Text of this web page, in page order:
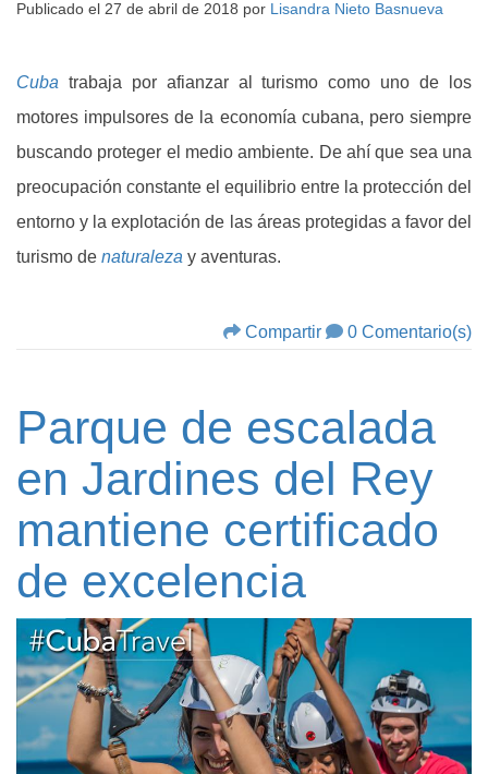
Publicado el 27 de abril de 2018 por Lisandra Nieto Basnueva
Cuba trabaja por afianzar al turismo como uno de los
motores impulsores de la economía cubana, pero siempre
buscando proteger el medio ambiente. De ahí que sea una
preocupación constante el equilibrio entre la protección del
entorno y la explotación de las áreas protegidas a favor del
turismo de naturaleza y aventuras.
Compartir 0 Comentario(s)
Parque de escalada
en Jardines del Rey
mantiene certificado
de excelencia